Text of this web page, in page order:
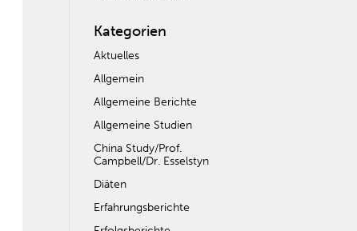
Kategorien
Aktuelles
Allgemein
Allgemeine Berichte
Allgemeine Studien
China Study/Prof.
Campbell/Dr. Esselstyn
Diäten
Erfahrungsberichte